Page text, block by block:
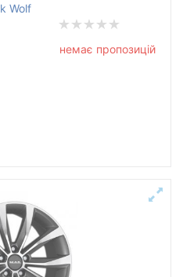
Wolf
немає пропозицій